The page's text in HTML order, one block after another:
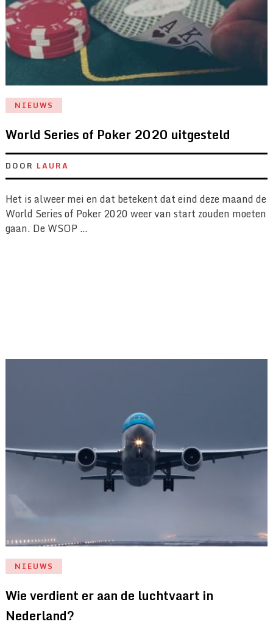
NIEUWS
World Series of Poker 2020 uitgesteld
DOOR LAURA
Het is alweer mei en dat betekent dat eind deze maand de
World Series of Poker 2020 weer van start zouden moeten
gaan. De WSOP …
NIEUWS
Wie verdient er aan de luchtvaart in
Nederland?